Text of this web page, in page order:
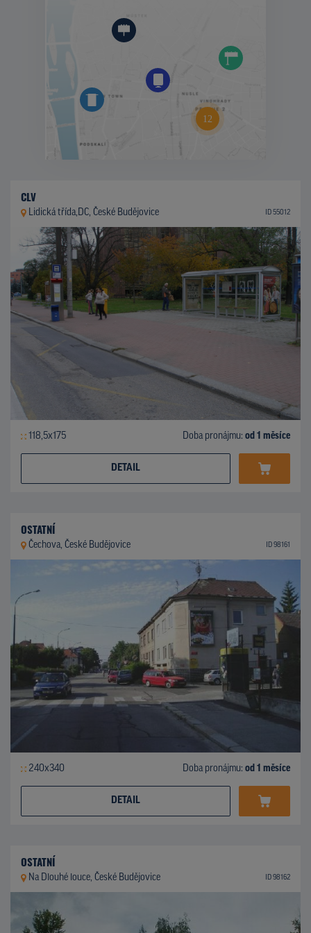
CLV
Lidická třída,DC, České Budějovice ID 55012
118,5x175 Doba pronájmu: od 1 měsíce
DETAIL
OSTATNÍ
Čechova, České Budějovice ID 98161
240x340 Doba pronájmu: od 1 měsíce
DETAIL
OSTATNÍ
Na Dlouhé louce, České Budějovice ID 98162